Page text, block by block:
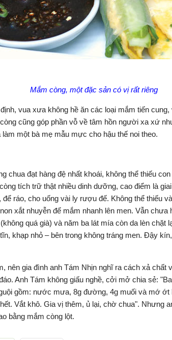
Mắm còng, một đặc sản có vị rất riêng
vua xưa không hề ăn các loại mắm tiến
cũng góp phần vỗ về tâm hồn người xa xứ
một bà mẹ mẫu mực cho hậu thế noi theo.
chua đạt hàng đệ nhất khoái, không thể thiếu
tích trữ thật nhiều dinh dưỡng, cao điểm là
ráo, cho uống vài ly rượu đế. Không thể thiếu
xắt nhuyễn để mắm nhanh lên men. Vẫn chưa
quá già) và năm ba lát mía còn da lèn chặt
khạp nhỏ – bên trong không tráng men. Đậy
nên gia đình anh Tám Nhịn nghĩ ra cách xả chất
Anh Tám không giấu nghề, cởi mở chia sẻ:
gồm: nước mưa, 8g đường, 4g muối và mớ
Vắt khô. Gia vị thêm, ủ lại, chờ chua". Nhưng
bằng mắm còng lột.